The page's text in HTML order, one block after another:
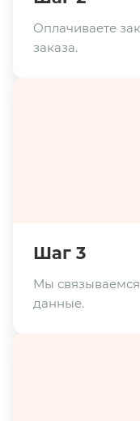
Оплачиваете
заказа.
Шаг 3
Мы
данные.